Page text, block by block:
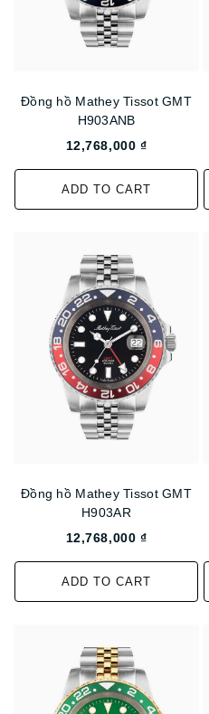
Đồng hồ Mathey Tissot GMT
H903ANB
12,768,000 ₫
ADD TO CART
Đồng hồ Mathey Tissot GMT
H903AR
12,768,000 ₫
ADD TO CART